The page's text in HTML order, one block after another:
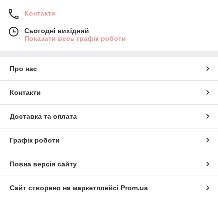
Контакти
Сьогодні вихідний
Показати весь графік роботи
Про нас
Контакти
Доставка та оплата
Графік роботи
Повна версія сайту
Сайт створено на маркетплейсі Prom.ua